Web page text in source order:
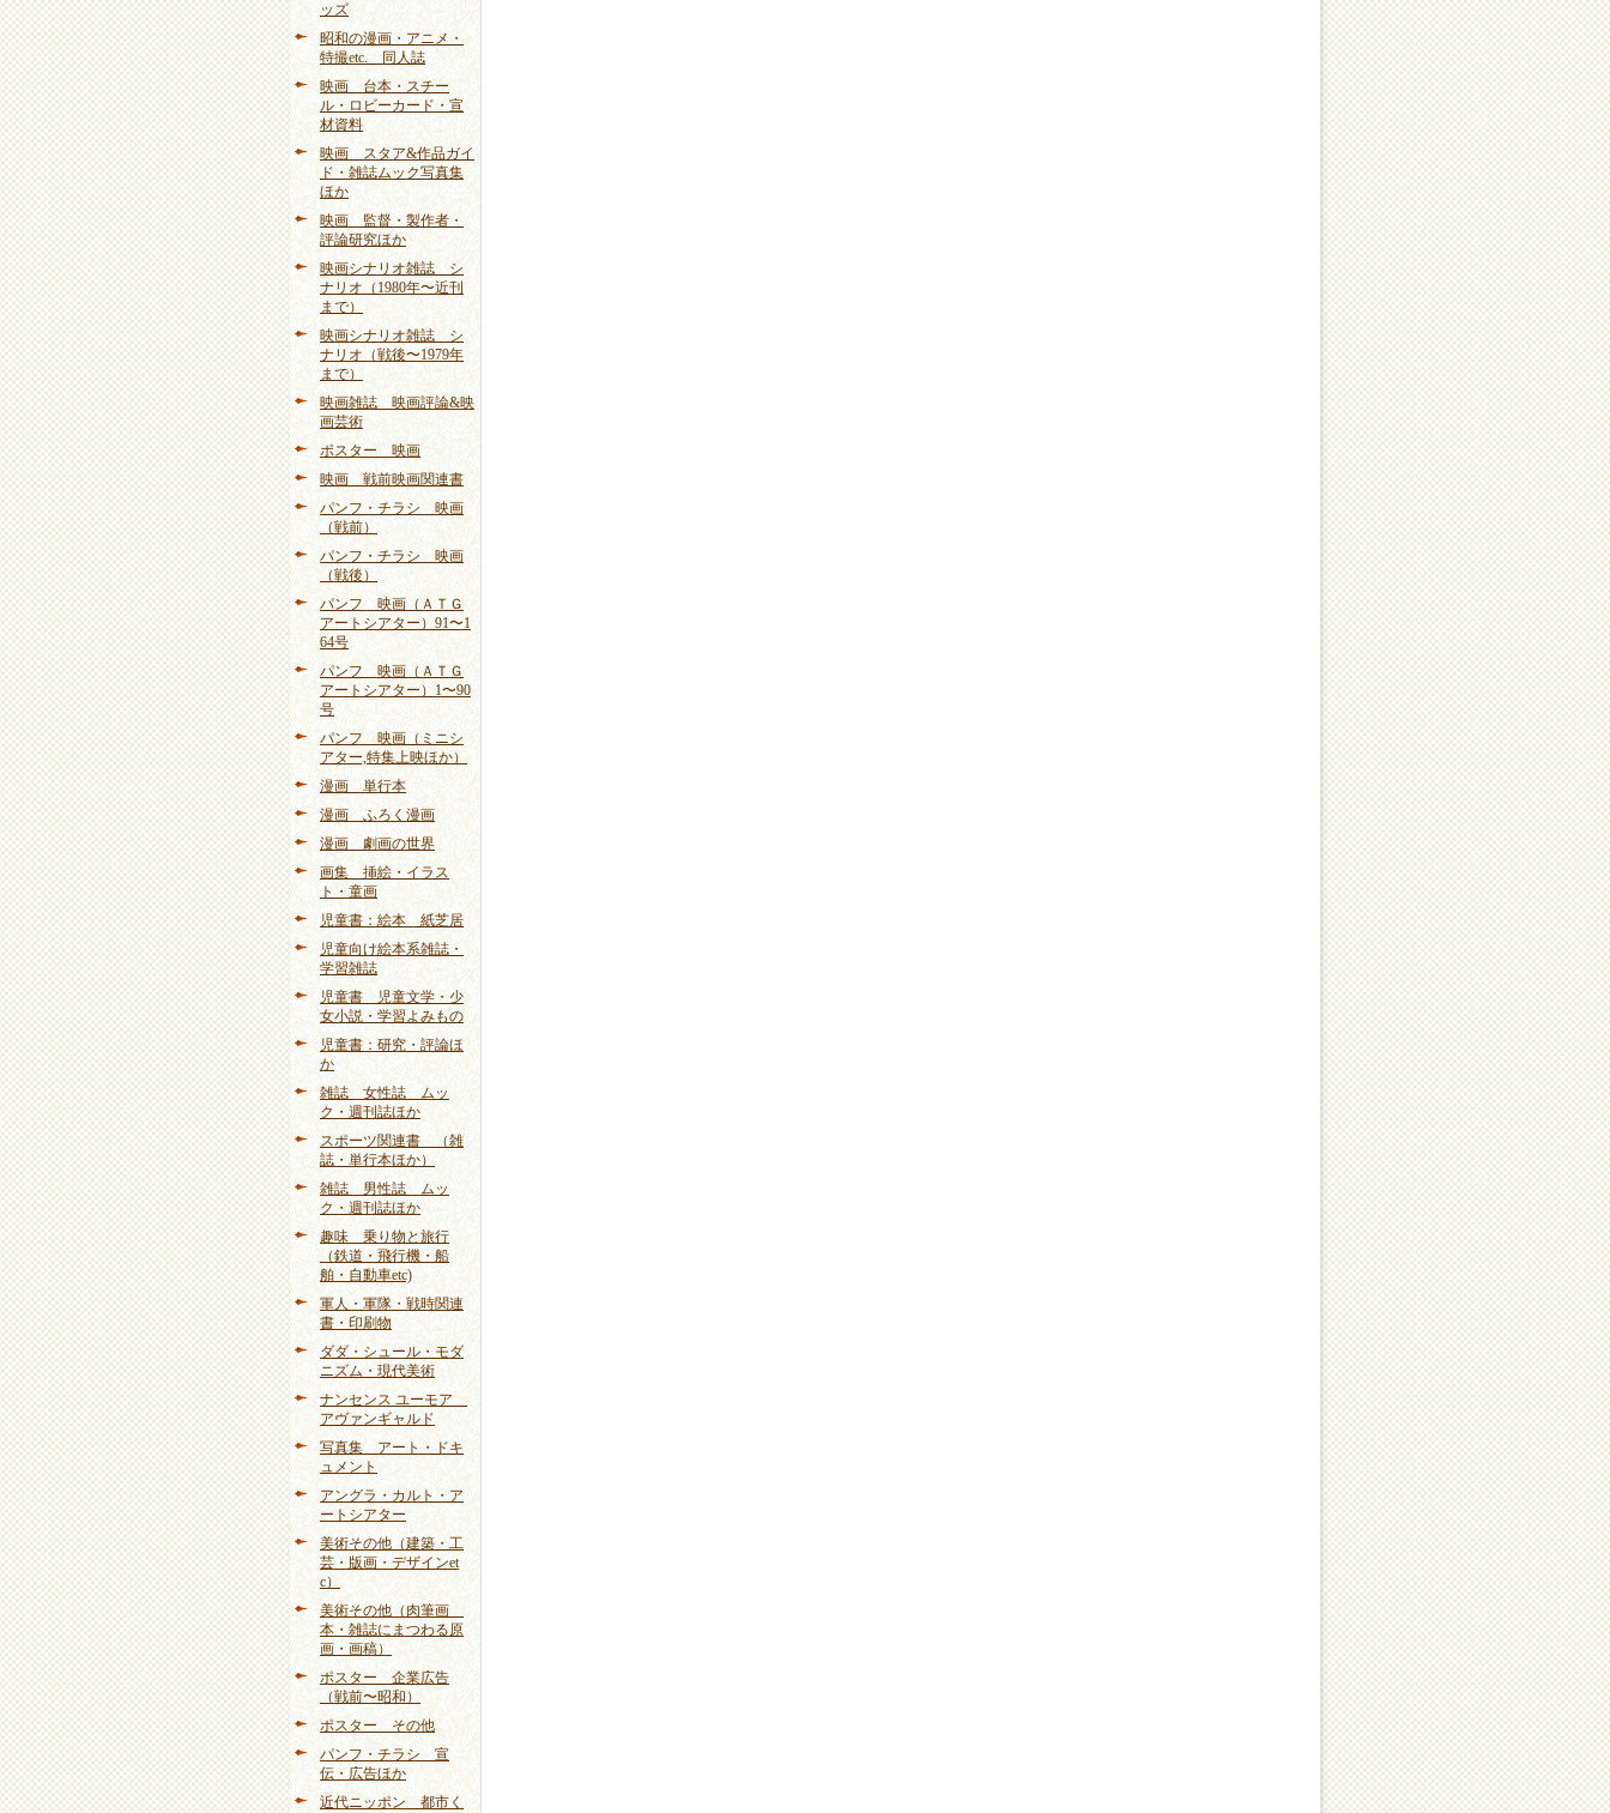
ッズ
昭和の漫画・アニメ・
特撮etc. 同人誌
映画 台本・スチー
ル・ロビーカード・宣
材資料
映画 スタア&作品ガイ
ド・雑誌ムック写真集
ほか
映画 監督・製作者・
評論研究ほか
映画シナリオ雑誌 シ
ナリオ（1980年〜近刊
まで）
映画シナリオ雑誌 シ
ナリオ（戦後〜1979年
まで）
映画雑誌 映画評論&映
画芸術
ポスター 映画
映画 戦前映画関連書
パンフ・チラシ 映画
（戦前）
パンフ・チラシ 映画
（戦後）
パンフ 映画（ＡＴＧ
アートシアター）91〜1
64号
パンフ 映画（ＡＴＧ
アートシアター）1〜90
号
パンフ 映画（ミニシ
アター,特集上映ほか）
漫画 単行本
漫画 ふろく漫画
漫画 劇画の世界
画集 挿絵・イラス
ト・童画
児童書：絵本 紙芝居
児童向け絵本系雑誌・
学習雑誌
児童書 児童文学・少
女小説・学習よみもの
児童書：研究・評論ほ
か
雑誌 女性誌 ムッ
ク・週刊誌ほか
スポーツ関連書 （雑
誌・単行本ほか）
雑誌 男性誌 ムッ
ク・週刊誌ほか
趣味 乗り物と旅行
（鉄道・飛行機・船
舶・自動車etc)
軍人・軍隊・戦時関連
書・印刷物
ダダ・シュール・モダ
ニズム・現代美術
ナンセンス ユーモア
アヴァンギャルド
写真集 アート・ドキ
ュメント
アングラ・カルト・ア
ートシアター
美術その他（建築・工
芸・版画・デザインet
c）
美術その他（肉筆画
本・雑誌にまつわる原
画・画稿）
ポスター 企業広告
（戦前〜昭和）
ポスター その他
パンフ・チラシ 宣
伝・広告ほか
近代ニッポン 都市く